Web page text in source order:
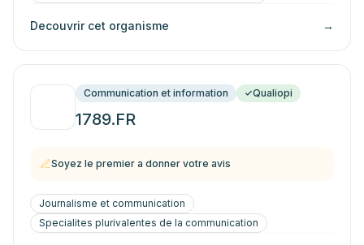
Decouvrir cet organisme →
Communication et information Qualiopi
1789.FR
Soyez le premier a donner votre avis
Journalisme et communication
Specialites plurivalentes de la communication